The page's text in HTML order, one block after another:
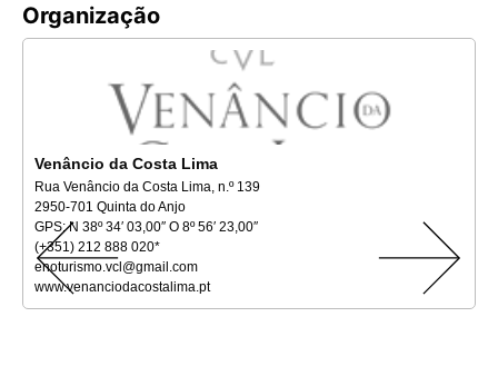
Organização
Venâncio da Costa Lima
Rua Venâncio da Costa Lima, n.º 139
2950-701 Quinta do Anjo
GPS: N 38º 34′ 03,00″ O 8º 56′ 23,00″
(+351) 212 888 020*
enoturismo.vcl@gmail.com
www.venanciodacostalima.pt